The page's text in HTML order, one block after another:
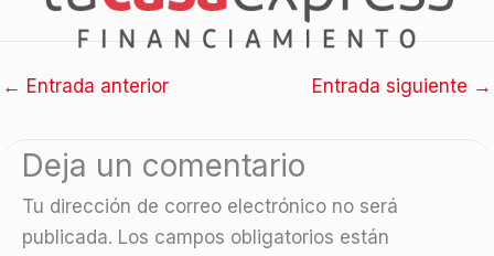
← Entrada anterior Entrada siguiente →
Deja un comentario
Tu dirección de correo electrónico no será
publicada. Los campos obligatorios están